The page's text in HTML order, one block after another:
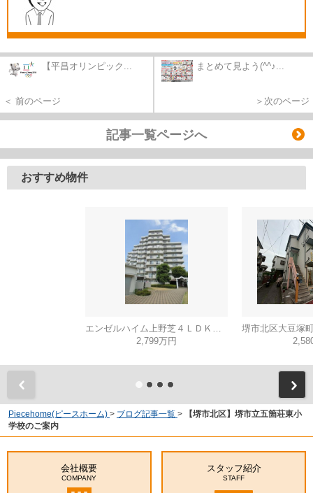
【平昌オリンピック...
＜ 前のページ
まとめて見よう(^^♪...
＞次のページ
記事一覧ページへ
おすすめ物件
2,799万円
Piecehome(ピースホーム) > ブログ記事一覧 >
【堺市北区】堺市立五箇荘東小
学校のご案内
会社概要
COMPANY
スタッフ紹介
STAFF